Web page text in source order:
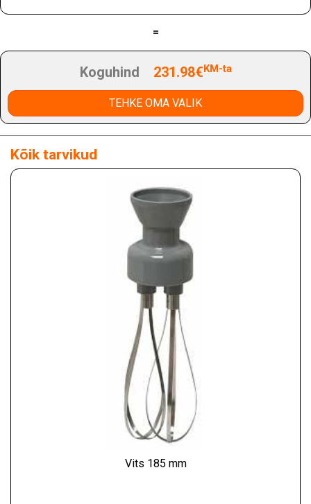
=
Koguhind 231.98€KM-ta
TEHKE OMA VALIK
Kõik tarvikud
Vits 185 mm